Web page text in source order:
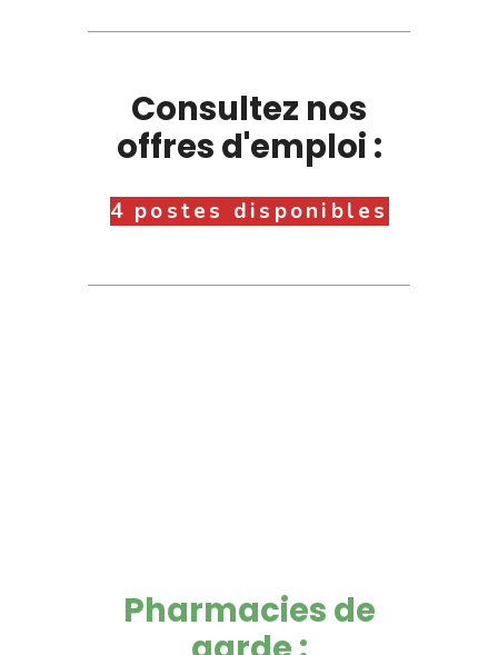
Consultez nos
offres d'emploi :
4 postes disponibles
Pharmacies de